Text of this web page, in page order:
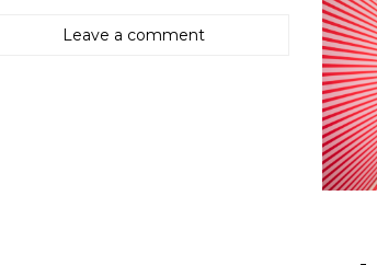
Leave a comment